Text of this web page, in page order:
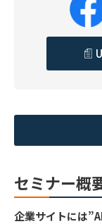
セミナー概
企業サイトには